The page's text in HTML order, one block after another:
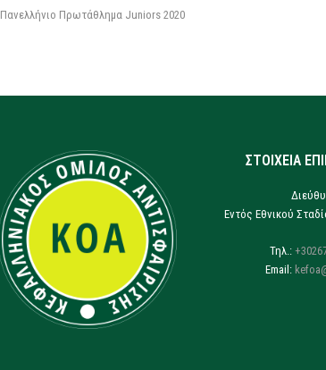
Πανελλήνιο Πρωτάθλημα Juniors 2020
ΣΤΟΙΧΕΙΑ
Εντός Εθνικού
Τηλ.:
Email: